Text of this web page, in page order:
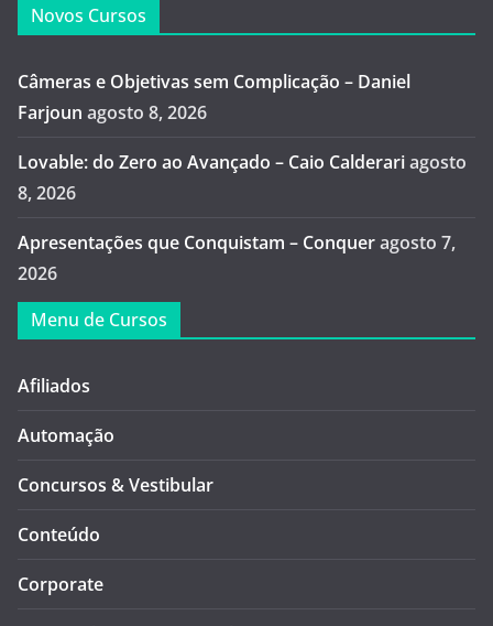
Novos Cursos
Câmeras e Objetivas sem Complicação – Daniel
Farjoun agosto 8, 2026
Lovable: do Zero ao Avançado – Caio Calderariagosto
8, 2026
Apresentações que Conquistam – Conqueragosto 7,
2026
Menu de Cursos
Afiliados
Automação
Concursos & Vestibular
Conteúdo
Corporate